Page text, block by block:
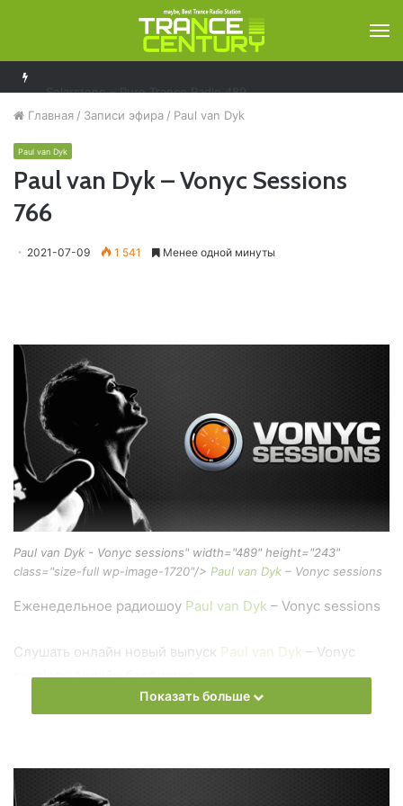
Главная / Записи эфира / Paul van Dyk
Paul van Dyk
Paul van Dyk – Vonyc Sessions
766
2021-07-09 1 541 Менее одной минуты
Paul van Dyk - Vonyc sessions" width="489" height="243"
class="size-full wp-image-1720"/> Paul van Dyk – Vonyc sessions
Еженедельное радиошоу Paul van Dyk – Vonyc sessions
Слушать онлайн новый выпуск Paul van Dyk – Vonyc
sessions онлайн бесплатно
sessions в формате mp3. Лучшая музыкальная подборка
и альбомы исполнителя paul-van-dyk.
Показать больше